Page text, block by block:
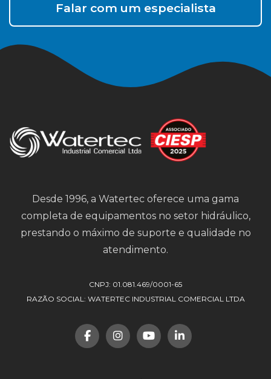
Falar com um especialista
Desde 1996, a Watertec oferece uma gama
completa de equipamentos no setor hidráulico,
prestando o máximo de suporte e qualidade no
atendimento.
CNPJ: 01.081.469/0001-65
RAZÃO SOCIAL: WATERTEC INDUSTRIAL COMERCIAL LTDA